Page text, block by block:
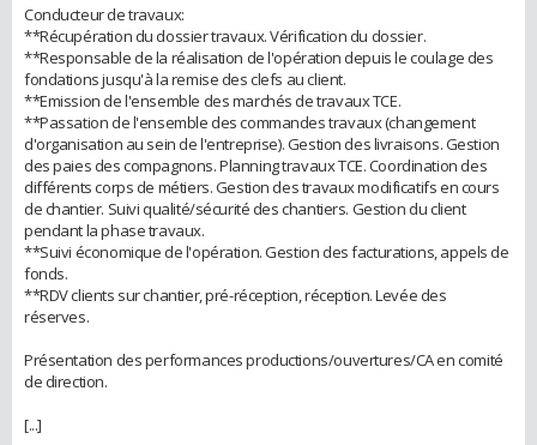
Conducteur de travaux:
**Récupération du dossier travaux. Vérification du dossier.
**Responsable de la réalisation de l'opération depuis le coulage des
fondations jusqu'à la remise des clefs au client.
**Emission de l'ensemble des marchés de travaux TCE.
**Passation de l'ensemble des commandes travaux (changement
d'organisation au sein de l'entreprise). Gestion des livraisons. Gestion
des paies des compagnons. Planning travaux TCE. Coordination des
différents corps de métiers. Gestion des travaux modificatifs en cours
de chantier. Suivi qualité/sécurité des chantiers. Gestion du client
pendant la phase travaux.
**Suivi économique de l'opération. Gestion des facturations, appels de
fonds.
**RDV clients sur chantier, pré-réception, réception. Levée des
réserves.
Présentation des performances productions/ouvertures/CA en comité
de direction.
[...]